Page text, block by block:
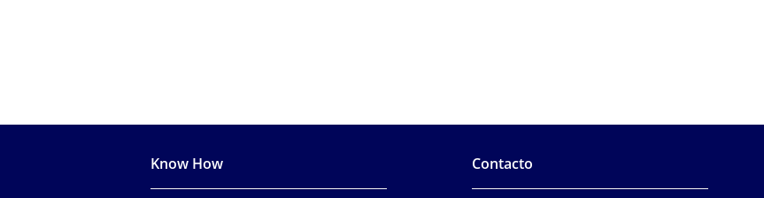
Know How Contacto